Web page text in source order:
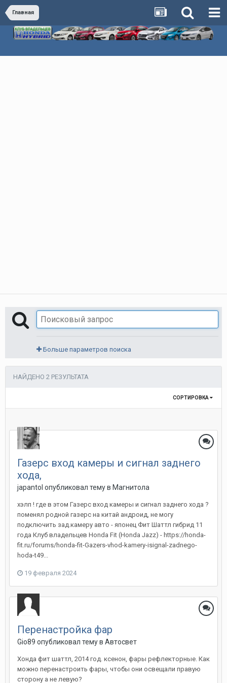
Главная
Больше параметров поиска
НАЙДЕНО 2 РЕЗУЛЬТАТА
СОРТИРОВКА
Газерс вход камеры и сигнал заднего
хода,
japantol опубликовал тему в Магнитола
хэлп ! где в этом Газерс вход камеры и сигнал заднего хода ?
поменял родной газерс на китай андроид, не могу
подключить зад.камеру авто - японец Фит Шаттл гибрид 11
года Клуб владельцев Honda Fit (Honda Jazz) - https://honda-
fit.ru/forums/honda-fit-Gazers-vhod-kamery-isignal-zadnego-
hoda-t49...
19 февраля 2024
Перенастройка фар
Gio89 опубликовал тему в Автосвет
Хонда фит шаттл, 2014 год. ксенон, фары рефлекторные. Как
можно перенастроить фары, чтобы они освещали правую
сторону а не левую?